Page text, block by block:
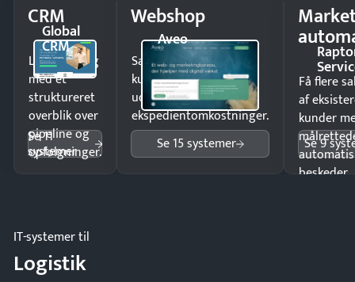
CRM
Global
CRM
Luk flere salg
med et
struktureret
overblik over
pipeline og
opfølgninger.
Se 11
systemer
Webshop
Aveo
Sælg produkter 24/7 til
kunder i hele landet
uden
ekspedientomkostninger.
Se 15 systemer
Få flere
af
kunder
beskeder.
Se 9
IT-systemer til
Logistik